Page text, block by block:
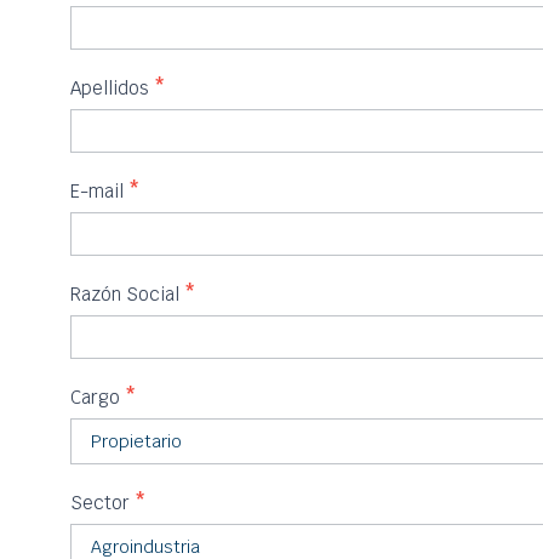
Apellidos *
E-mail *
Razón Social *
Cargo *
Sector *